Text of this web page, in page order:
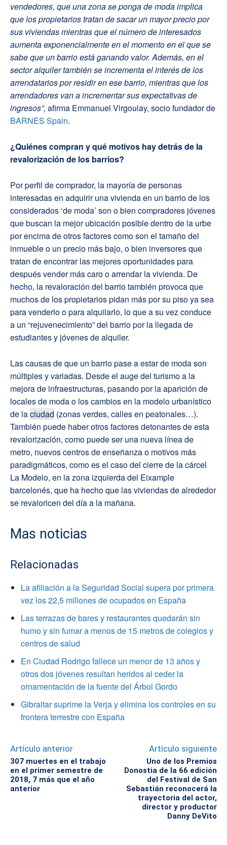
vendedores, que una zona se ponga de moda implica
que los propietarios tratan de sacar un mayor precio por
sus viviendas mientras que el número de interesados
aumenta exponencialmente en el momento en el que se
sabe que un barrio está ganando valor. Además, en el
sector alquiler también se incrementa el interés de los
arrendatarios por residir en ese barrio, mientras que los
arrendadores van a incrementar sus expectativas de
ingresos”, afirma Emmanuel Virgoulay, socio fundador de
BARNES Spain.
¿Quiénes compran y qué motivos hay detrás de la
revalorización de los barrios?
Por perfil de comprador, la mayoría de personas
interesadas en adquirir una vivienda en un barrio de los
considerados ‘de moda’ son o bien compradores jóvenes
que buscan la mejor ubicación posible dentro de la urbe
por encima de otros factores como son el tamaño del
inmueble o un precio más bajo, o bien inversores que
tratan de encontrar las mejores oportunidades para
después vender más caro o arrendar la vivienda. De
hecho, la revaloración del barrio también provoca que
muchos de los propietarios pidan más por su piso ya sea
para venderlo o para alquilarlo, lo que a su vez conduce
a un “rejuvenecimiento” del barrio por la llegada de
estudiantes y jóvenes de alquiler.
Las causas de que un barrio pase a estar de moda son
múltiples y variadas. Desde el auge del turismo a la
mejora de infraestructuras, pasando por la aparición de
locales de moda o los cambios en la modelo urbanístico
de laciudad (zonas verdes, calles en peatonales…).
También puede haber otros factores detonantes de esta
revalorización, como puede ser una nueva línea de
metro, nuevos centros de enseñanza o motivos más
paradigmáticos, como es el caso del cierre de la cárcel
La Modelo, en la zona izquierda del Eixample
barcelonés, que ha hecho que las viviendas de alrededor
se revaloricen del día a la mañana.
Mas noticias
Relacionadas
La afiliación a la Seguridad Social supera por primera
vez los 22,5 millones de ocupados en España
Las terrazas de bares y restaurantes quedarán sin
humo y sin fumar a menos de 15 metros de colegios y
centros de salud
En Ciudad Rodrigo fallece un menor de 13 años y
otros dos jóvenes resultan heridos al ceder la
ornamentación de la fuente del Árbol Gordo
Gibraltar suprime la Verja y elimina los controles en su
frontera terrestre con España
Artículo anterior
307 muertes en el trabajo
en el primer semestre de
2018, 7 más que el año
anterior
Artículo siguiente
Uno de los Premios
Donostia de la 66 edición
del Festival de San
Sebastián reconocerá la
trayectoria del actor,
director y productor
Danny DeVito